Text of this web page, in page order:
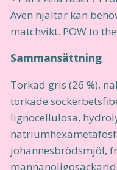
Även hjältar kan
matchvikt. POW to
Sammansättning
Torkad gris (26 %),
torkade
lignocellulosa,
johannesbrödsmjöl,